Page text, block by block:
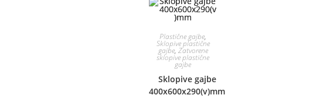
Plastične gajbe,
Sklopive plastične
gajbe, Zatvorene
sklopive plastične
gajbe
Sklopive gajbe
400x600x290(v)mm